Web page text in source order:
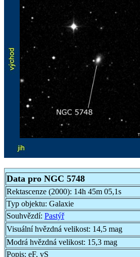
Data pro NGC 5748
Rektascenze (2000): 14h 45m 05,1s
Typ objektu: Galaxie
Souhvězdí: Pastýř
Visuální hvězdná velikost: 14,5 mag
Modrá hvězdná velikost: 15,3 mag
Popis: eF, vS